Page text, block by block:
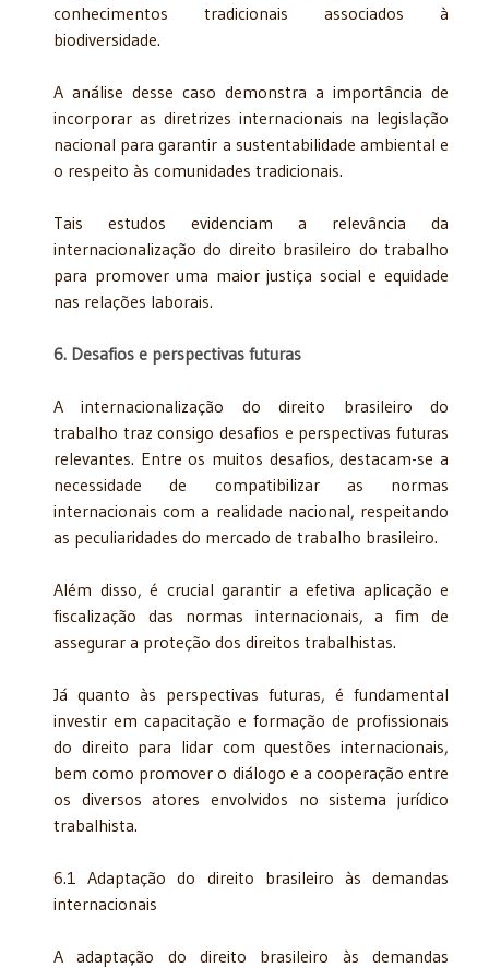
conhecimentos tradicionais associados à
biodiversidade.
A análise desse caso demonstra a importância de
incorporar as diretrizes internacionais na legislação
nacional para garantir a sustentabilidade ambiental e
o respeito às comunidades tradicionais.
Tais estudos evidenciam a relevância da
internacionalização do direito brasileiro do trabalho
para promover uma maior justiça social e equidade
nas relações laborais.
6. Desafios e perspectivas futuras
A internacionalização do direito brasileiro do
trabalho traz consigo desafios e perspectivas futuras
relevantes. Entre os muitos desafios, destacam-se a
necessidade de compatibilizar as normas
internacionais com a realidade nacional, respeitando
as peculiaridades do mercado de trabalho brasileiro.
Além disso, é crucial garantir a efetiva aplicação e
fiscalização das normas internacionais, a fim de
assegurar a proteção dos direitos trabalhistas.
Já quanto às perspectivas futuras, é fundamental
investir em capacitação e formação de profissionais
do direito para lidar com questões internacionais,
bem como promover o diálogo e a cooperação entre
os diversos atores envolvidos no sistema jurídico
trabalhista.
6.1 Adaptação do direito brasileiro às demandas
internacionais
A adaptação do direito brasileiro às demandas